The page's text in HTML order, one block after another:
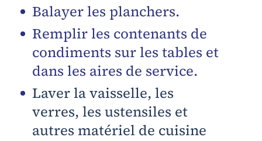
Balayer les planchers.
Remplir les contenants de
condiments sur les tables et
dans les aires de service.
Laver la vaisselle, les
verres, les ustensiles et
autres matériel de cuisine